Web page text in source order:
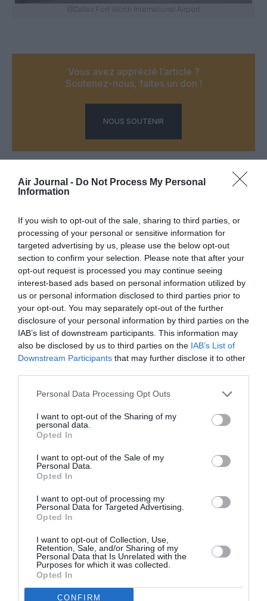
Air Journal - Do Not Process My Personal
Information
If you wish to opt-out of the sale, sharing to third parties, or
processing of your personal or sensitive information for
targeted advertising by us, please use the below opt-out
section to confirm your selection. Please note that after your
opt-out request is processed you may continue seeing
interest-based ads based on personal information utilized by
us or personal information disclosed to third parties prior to
your opt-out. You may separately opt-out of the further
disclosure of your personal information by third parties on the
IAB’s list of downstream participants. This information may
also be disclosed by us to third parties on the IAB’s List of
Downstream Participants that may further disclose it to other
Personal Data Processing Opt Outs
I want to opt-out of the Sharing of my
personal data.
Opted In
I want to opt-out of the Sale of my
Personal Data.
Opted In
I want to opt-out of processing my
Personal Data for Targeted Advertising.
Opted In
I want to opt-out of Collection, Use,
Retention, Sale, and/or Sharing of my
Personal Data that Is Unrelated with the
Purposes for which it was collected.
Opted In
CONFIRM
@Dallas Fort Worth International Airport
Vous avez apprécié l’article ?
Soutenez-nous, faites un don !
NOUS SOUTENIR
FacebookTwitterPinterestLinkedInEmail Print
COMMENTAIRE(S)
hoblara commenté :
29 avril 2026 - 13 h 13 min
AA et US Airways (qui avait elle-même fusionné avec
America West quelques années plus tôt) ont fusionné en 2013
pour créer la American Airlines d’aujourd’hui… qui, face à
avions en gage pour lever plus d’1,1 milliard de dollars. À quoi
pieds d’argile…
min
Ce financement est tout ce qu’il y a de plus
d’alarmant. Les entreprises se financent sur les
marchés financiers publiques là où en Europe et en
Asie le financement passe majoritairement par les
banques ou via du crédit privé auprès de fonds
d’investissements ou d’assurance.